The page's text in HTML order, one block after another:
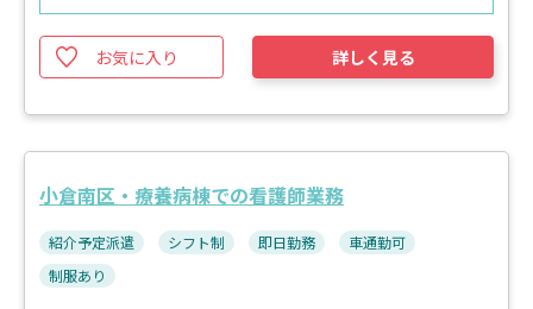
お気に入り 詳しく見る
小倉南区・療養病棟での看護師業務
紹介予定派遣 シフト制 即日勤務
車通勤可
制服あり